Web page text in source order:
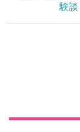
験談